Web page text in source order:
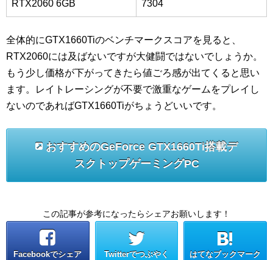
RTX2060 6GB 7304
全体的にGTX1660Tiのベンチマークスコアを見ると、
RTX2060には及ばないですが大健闘ではないでしょうか。
もう少し価格が下がってきたら値ごろ感が出てくると思い
ます。レイトレーシングが不要で激重なゲームをプレイし
ないのであればGTX1660Tiがちょうどいいです。
おすすめのGeForce GTX1660Ti搭載デ
スクトップゲーミングPC
この記事が参考になったらシェアお願いします！
Facebookでシェア Twitterでつぶやく はてなブックマーク